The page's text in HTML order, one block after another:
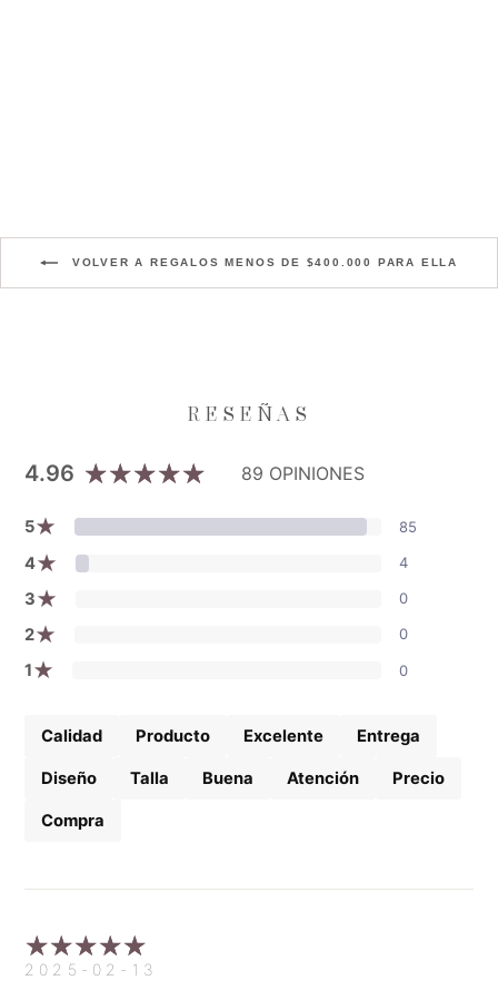
VOLVER A REGALOS MENOS DE $400.000 PARA ELLA
4.96 89 OPINIONES
5★ 85
4★ 4
3★ 0
2★ 0
1★ 0
Calidad Producto Excelente Entrega
Diseño Talla Buena Atención Precio
Compra
2025-02-13